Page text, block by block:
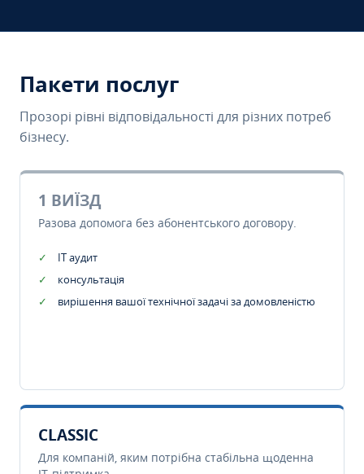
Пакети послуг
Прозорі рівні відповідальності для різних потреб
бізнесу.
1 ВИЇЗД
Разова допомога без абонентського договору.
IT аудит
консультація
вирішення вашої технічної задачі за домовленістю
CLASSIC
Для компаній, яким потрібна стабільна щоденна